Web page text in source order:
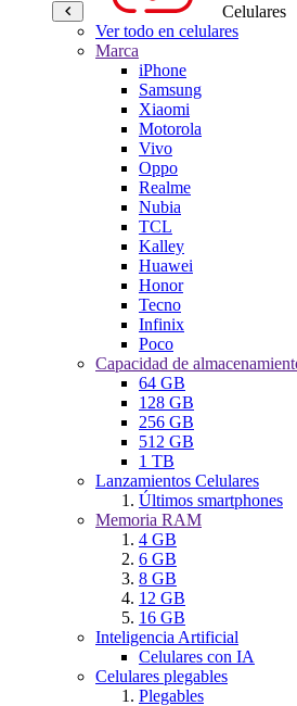
Celulares
Ver todo en celulares
Marca
iPhone
Samsung
Xiaomi
Motorola
Vivo
Oppo
Realme
Nubia
TCL
Kalley
Huawei
Honor
Tecno
Infinix
Poco
Capacidad de
64 GB
128 GB
256 GB
512 GB
1 TB
Lanzamientos Celulares
Últimos smartphones
Memoria RAM
4 GB
6 GB
8 GB
12 GB
16 GB
Inteligencia Artificial
Celulares con IA
Celulares plegables
Plegables